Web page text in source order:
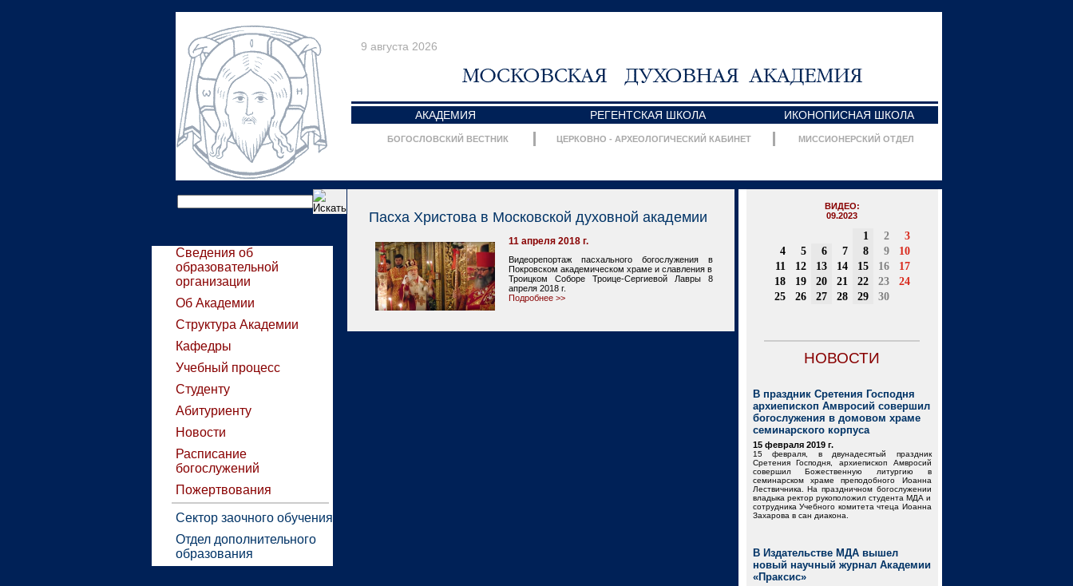
9 августа 2026
АКАДЕМИЯ РЕГЕНТСКАЯ ШКОЛА ИКОНОПИСНАЯ ШКОЛА
БОГОСЛОВСКИЙ ВЕСТНИК ЦЕРКОВНО - АРХЕОЛОГИЧЕСКИЙ КАБИНЕТ МИССИОНЕРСКИЙ ОТДЕЛ
Сведения об
образовательной
организации
Об Академии
Структура Академии
Кафедры
Учебный процесс
Студенту
Абитуриенту
Новости
Расписание
богослужений
Пожертвования
Сектор заочного обучения
Отдел дополнительного
образования
Пасха Христова в Московской духовной академии
11 апреля 2018 г.
Видеорепортаж пасхального богослужения в
Покровском академическом храме и славления в
Троицком Соборе Троице-Сергиевой Лавры 8
апреля 2018 г.
Подробнее >>
ВИДЕО:
09.2023
1 2
3
4
5 6 7 8 9
10
11
12 13 14 15 16
17
18
19 20 21 22 23
24
25
26 27 28 29 30
НОВОСТИ
В праздник Сретения Господня
архиепископ Амвросий совершил
богослужения в домовом храме
семинарского корпуса
15 февраля 2019 г.
15 февраля, в двунадесятый праздник
Сретения Господня, архиепископ Амвросий
совершил Божественную литургию в
семинарском храме преподобного Иоанна
Лествичника. На праздничном богослужении
владыка ректор рукоположил студента МДА и
сотрудника Учебного комитета чтеца Иоанна
Захарова в сан диакона.
В Издательстве МДА вышел
новый научный журнал Академии
«Праксис»